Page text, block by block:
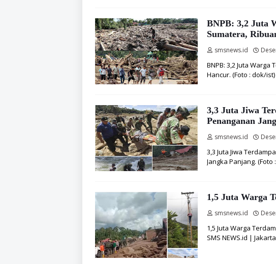
BNPB: 3,2 Juta
Sumatera,
smsnews.id
BNPB: 3,2 Juta
Hancur. (Foto : dok/
3,3 Juta Jiwa
Penanganan
smsnews.id
3,3 Juta Jiwa
Jangka Panjang. (Foto
1,5 Juta Warga
smsnews.id
1,5 Juta Warga
SMS NEWS.id |